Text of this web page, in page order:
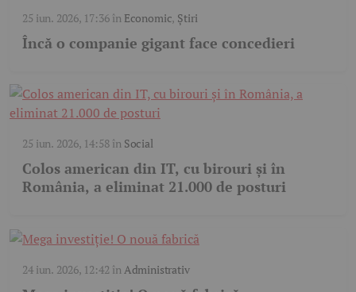
25 iun. 2026, 17:36în Economic, Știri
Încă o companie gigant face concedieri
25 iun. 2026, 14:58în Social
Colos american din IT, cu birouri și în
România, a eliminat 21.000 de posturi
24 iun. 2026, 12:42 înAdministrativ